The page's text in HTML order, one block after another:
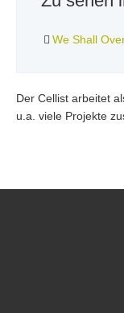
We Shall
Der Cellist arbeitet
u.a. viele Projekte